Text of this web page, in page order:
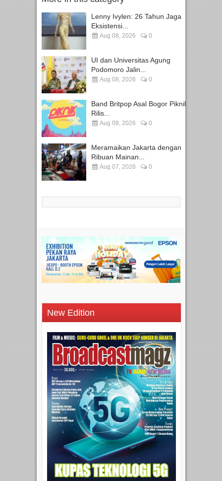
Lenny Ivylen: 26 Tahun Jaga
Eksistensi...
Aug 08, 2026 0
UI dan Universitas Agung
Podomoro Jalin...
Aug 08, 2026 0
Band Britpop Asal Bogor Piknik
Rilis...
Aug 08, 2026 0
Meramaikan Jakarta dengan
Ribuan Mainan...
Aug 07, 2026 0
New Edition